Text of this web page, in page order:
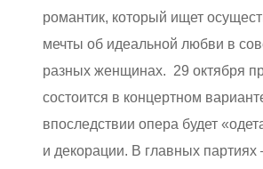
романтик, который ищет
мечты об идеальной любви в
разных женщинах. 29 октября
состоится в концертном
впоследствии опера будет
и декорации. В главных партиях